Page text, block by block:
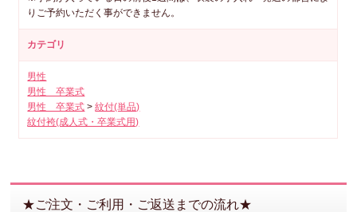
りご予約いただく事ができません。
カテゴリ
男性
男性 卒業式
男性 卒業式 >紋付(単品)
紋付袴(成人式・卒業式用)
★ご注文・ご利用・ご返送までの流れ★